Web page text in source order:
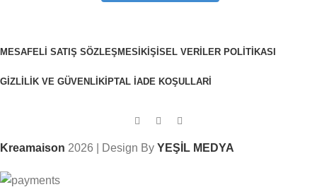
MESAFELI SATIŞ SÖZLEŞMESIKIŞISEL VERILER POLITIKASI
GIZLILIK VE GÜVENLIKİPTAL İADE KOŞULLARI
Kreamaison 2026 | Design By YEŞİL MEDYA